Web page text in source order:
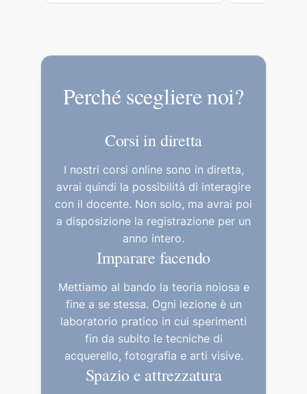
Perché scegliere noi?
Corsi in diretta
I nostri corsi online sono in diretta,
avrai quindi la possibilità di interagire
con il docente. Non solo, ma avrai poi
a disposizione la registrazione per un
anno intero.
Imparare facendo
Mettiamo al bando la teoria noiosa e
fine a se stessa. Ogni lezione è un
laboratorio pratico in cui sperimenti
fin da subito le tecniche di
acquerello, fotografia e arti visive.
Spazio e attrezzatura